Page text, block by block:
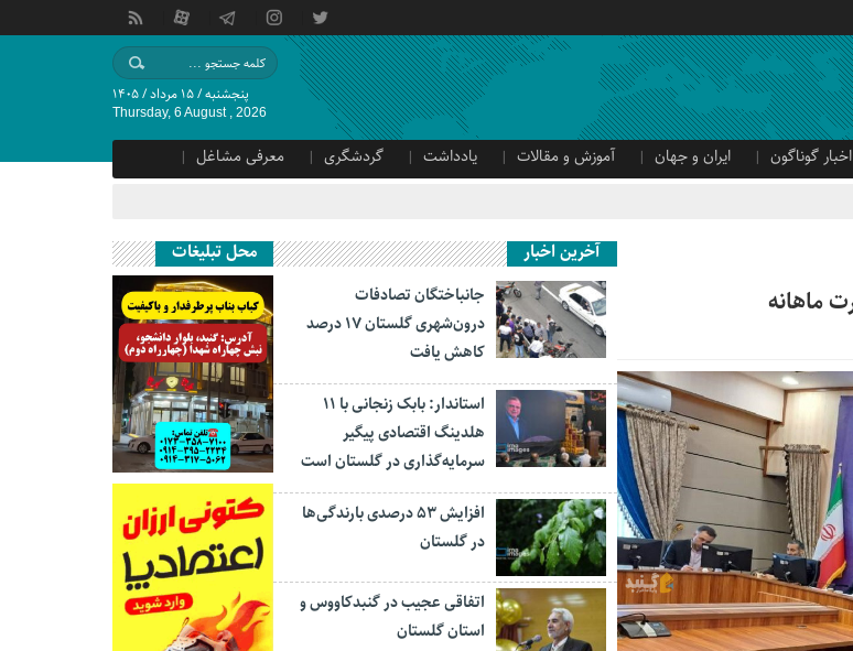
پنجشنبه / ۱۵ مرداد / ۱۴۰۵
Thursday, 6 August , 2026
اخبار گوناگون ایران و جهان آموزش و مقالات یادداشت گردشگری
معرفی مشاغل
آخرین اخبار
جانباختگان تصادفات
درون‌شهری گلستان ۱۷ درصد
کاهش یافت
استاندار: بابک زنجانی با ۱۱
هلدینگ اقتصادی پیگیر
سرمایه‌گذاری در گلستان است
افزایش ۵۳ درصدی بارندگی‌ها
در گلستان
اتفاقی عجیب در‌ گنبدکاووس و
استان گلستان
محل تبلیغات